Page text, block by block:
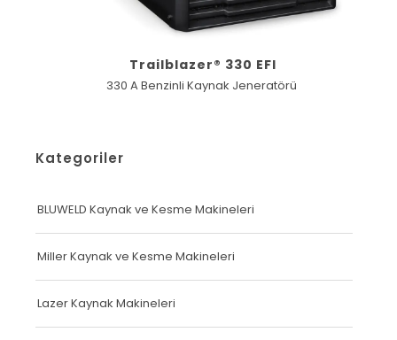
Trailblazer® 330 EFI
330 A Benzinli Kaynak Jeneratörü
Kategoriler
BLUWELD Kaynak ve Kesme Makineleri
Miller Kaynak ve Kesme Makineleri
Lazer Kaynak Makineleri